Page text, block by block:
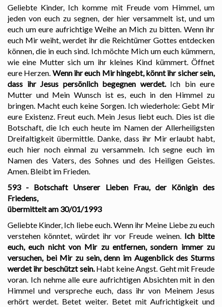
Geliebte Kinder, Ich komme mit Freude vom Himmel, um
jeden von euch zu segnen, der hier versammelt ist, und um
euch um eure aufrichtige Weihe an Mich zu bitten. Wenn ihr
euch Mir weiht, werdet ihr die Reichtümer Gottes entdecken
können, die in euch sind. Ich möchte Mich um euch kümmern,
wie eine Mutter sich um ihr kleines Kind kümmert. Öffnet
eure Herzen. Wenn ihr euch Mir hingebt, könnt ihr sicher sein,
dass ihr Jesus persönlich begegnen werdet.Ich bin eure
Mutter und Mein Wunsch ist es, euch in den Himmel zu
bringen. Macht euch keine Sorgen. Ich wiederhole: Gebt Mir
eure Existenz. Freut euch. Mein Jesus liebt euch. Dies ist die
Botschaft, die Ich euch heute im Namen der Allerheiligsten
Dreifaltigkeit übermittle. Danke, dass ihr Mir erlaubt habt,
euch hier noch einmal zu versammeln. Ich segne euch im
Namen des Vaters, des Sohnes und des Heiligen Geistes.
Amen. Bleibt im Frieden.
593 - Botschaft Unserer Lieben Frau, der Königin des
Friedens,
übermittelt am 30/01/1993
Geliebte Kinder, Ich liebe euch. Wenn ihr Meine Liebe zu euch
verstehen könntet, würdet ihr vor Freude weinen. Ich bitte
euch, euch nicht von Mir zu entfernen, sondern immer zu
versuchen, bei Mir zu sein, denn im Augenblick des Sturms
werdet ihr beschützt sein.Habt keine Angst. Geht mit Freude
voran. Ich nehme alle eure aufrichtigen Absichten mit in den
Himmel und verspreche euch, dass ihr von Meinem Jesus
erhört werdet. Betet weiter. Betet mit Aufrichtigkeit und